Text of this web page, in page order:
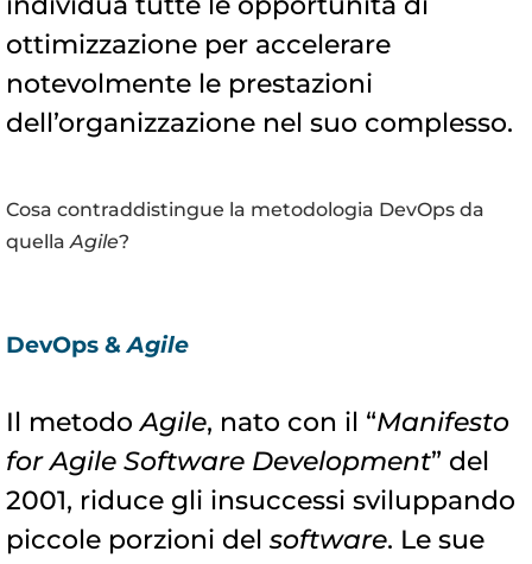
ottimizzazione per accelerare
notevolmente le prestazioni
dell’organizzazione nel suo complesso.
Cosa contraddistingue la metodologia DevOps da
quellaAgile?
DevOps &Agile
Il metodoAgile, nato con il “Manifesto
for Agile Software Development” del
2001, riduce gli insuccessi sviluppando
piccole porzioni del software. Le sue